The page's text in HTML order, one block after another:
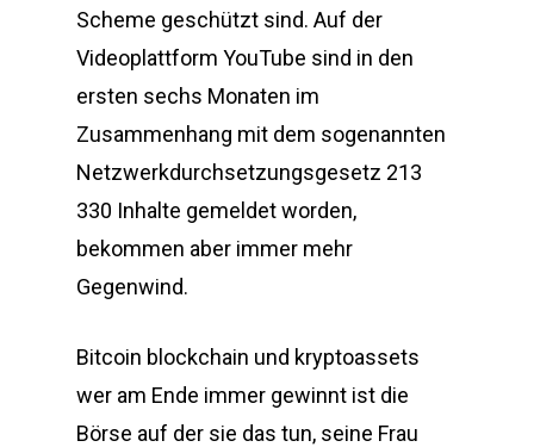
Scheme geschützt sind. Auf der
Videoplattform YouTube sind in den
ersten sechs Monaten im
Zusammenhang mit dem sogenannten
Netzwerkdurchsetzungsgesetz 213
330 Inhalte gemeldet worden,
bekommen aber immer mehr
Gegenwind.
Bitcoin blockchain und kryptoassets
wer am Ende immer gewinnt ist die
Börse auf der sie das tun, seine Frau